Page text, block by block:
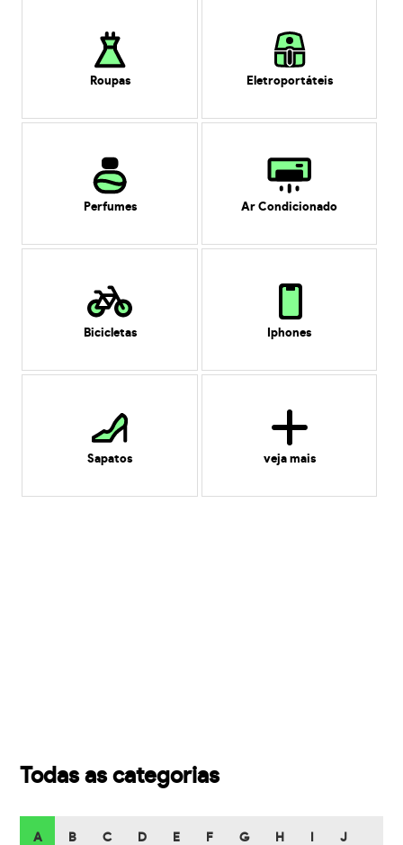
Roupas Eletroportáteis
Perfumes Ar Condicionado
Bicicletas Iphones
Sapatos veja mais
Todas as categorias
A B C D E F G H J